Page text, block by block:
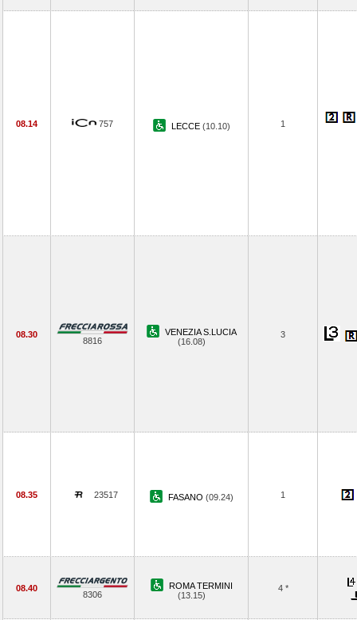
08.14 757 LECCE (10.10) 1
08.30
8816
VENEZIA S.LUCIA
(16.08)
3
08.35 23517 FASANO (09.24) 1
08.40
8306
ROMA TERMINI
(13.15)
4 *